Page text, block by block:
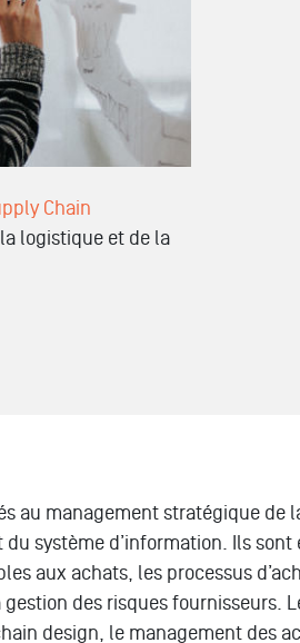
Chain
logistique et de la
au management stratégique
système d’information. Ils
aux achats, les processus
des risques fournisseurs.
design, le management des